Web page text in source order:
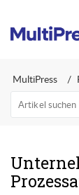
MultiPress